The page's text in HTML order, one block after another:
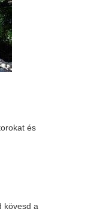
és
kövesd a